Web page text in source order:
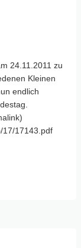
24.11.2011 zu
Kleinen
endlich
17/17143.pdf